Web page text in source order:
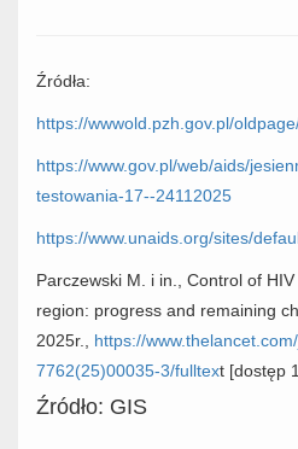
Źródła:
https://wwwold.pzh.gov.pl/
https://www.gov.pl/web/aids/
testowania-17--24112025
https://www.unaids.org/sites/
Parczewski M. i in., Control of
region: progress and remaining
2025r., https://
7762(25)00035-3/fulltext [dostęp
Źródło: GIS